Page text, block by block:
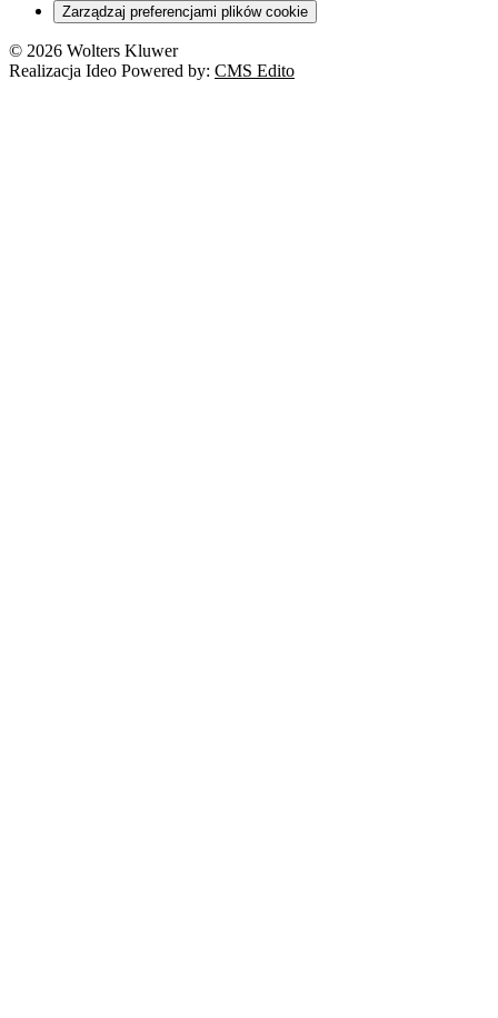
Zarządzaj preferencjami plików cookie
© 2026 Wolters Kluwer
Realizacja Ideo Powered by: CMS Edito